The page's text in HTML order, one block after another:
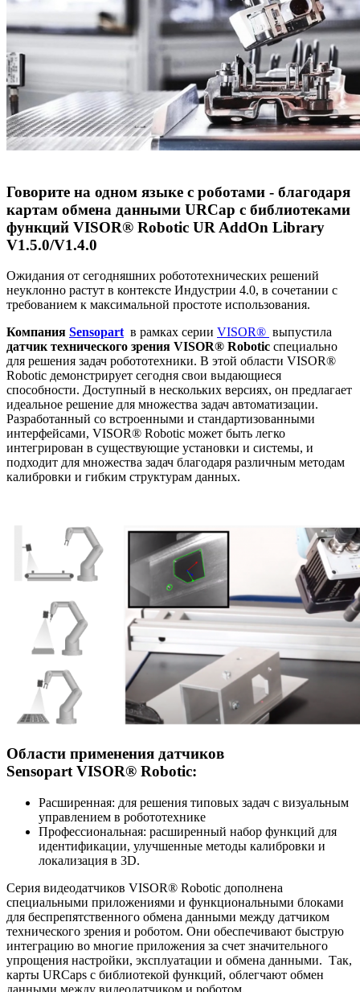
Говорите на одном языке с роботами - благодаря
картам обмена данными URCap с библиотеками
функций VISOR® Robotic UR AddOn Library
V1.5.0/V1.4.0
Ожидания от сегодняшних робототехнических решений
неуклонно растут в контексте Индустрии 4.0, в сочетании с
требованием к максимальной простоте использования.
Компания Sensopart в рамках серии VISOR® выпустила
датчик технического зрения VISOR® Robotic специально
для решения задач робототехники. В этой области VISOR®
Robotic демонстрирует сегодня свои выдающиеся
способности. Доступный в нескольких версиях, он предлагает
идеальное решение для множества задач автоматизации.
Разработанный со встроенными и стандартизованными
интерфейсами, VISOR® Robotic может быть легко
интегрирован в существующие установки и системы, и
подходит для множества задач благодаря различным методам
калибровки и гибким структурам данных.
Области применения датчиков
Sensopart VISOR® Robotic:
Расширенная: для решения типовых задач с визуальным
управлением в робототехнике
Профессиональная: расширенный набор функций для
идентификации, улучшенные методы калибровки и
локализация в 3D.
Серия видеодатчиков VISOR® Robotic дополнена
специальными приложениями и функциональными блоками
для беспрепятственного обмена данными между датчиком
технического зрения и роботом. Они обеспечивают быструю
интеграцию во многие приложения за счет значительного
упрощения настройки, эксплуатации и обмена данными. Так,
карты URCaps с библиотекой функций, облегчают обмен
данными между видеодатчиком и роботом.